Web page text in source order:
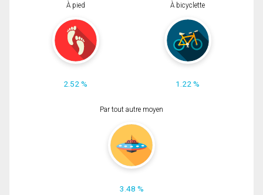
À pied
2.52 %
À bicyclette
1.22 %
Par tout autre moyen
3.48 %